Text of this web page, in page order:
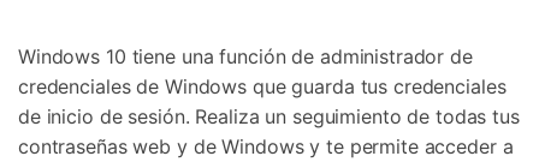
Windows 10 tiene una función de administrador de
credenciales de Windows que guarda tus credenciales
de inicio de sesión. Realiza un seguimiento de todas tus
contraseñas web y de Windows y te permite acceder a